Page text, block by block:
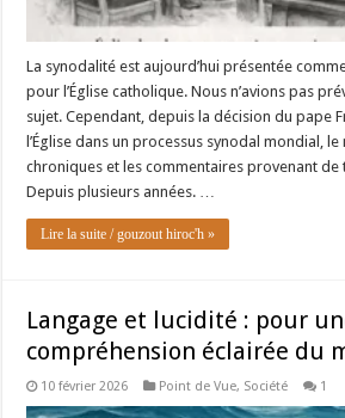
La synodalité est aujourd’hui présentée
pour l’Église catholique. Nous n’avions pas
sujet. Cependant, depuis la décision du pape
l’Église dans un processus synodal mondial,
chroniques et les commentaires provenant de
Depuis plusieurs années. …
Lire la suite / gouzout hiroc'h »
Langage et lucidité : pour
compréhension éclairée du
10 février 2026 Point de Vue, Société 1